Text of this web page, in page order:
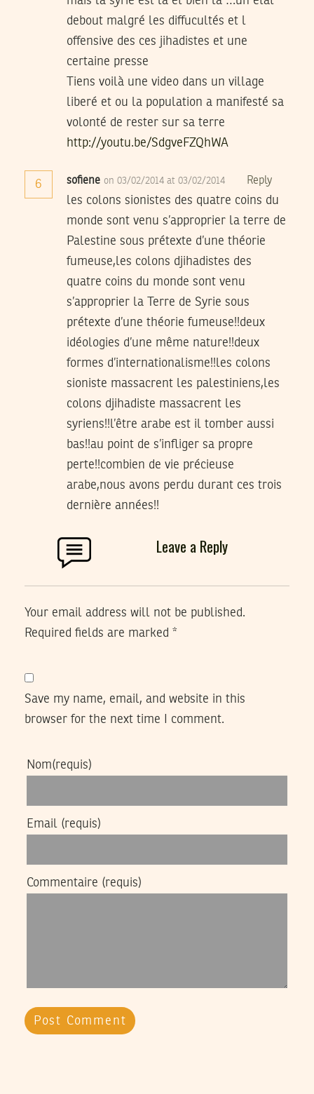
debout malgré les diffucultés et l
offensive des ces jihadistes et une
certaine presse
Tiens voilà une video dans un village
liberé et ou la population a manifesté sa
volonté de rester sur sa terre
http://youtu.be/SdgveFZQhWA
6 sofiene on 03/02/2014 at 03/02/2014 Reply
les colons sionistes des quatre coins du
monde sont venu s’approprier la terre de
Palestine sous prétexte d’une théorie
fumeuse,les colons djihadistes des
quatre coins du monde sont venu
s’approprier la Terre de Syrie sous
prétexte d’une théorie fumeuse!!deux
idéologies d’une même nature!!deux
formes d’internationalisme!!les colons
sioniste massacrent les palestiniens,les
colons djihadiste massacrent les
syriens!!l’être arabe est il tomber aussi
bas!!au point de s’infliger sa propre
perte!!combien de vie précieuse
arabe,nous avons perdu durant ces trois
dernière années!!
Leave a Reply
Your email address will not be published.
Required fields are marked *
Save my name, email, and website in this
browser for the next time I comment.
Nom(requis)
Email (requis)
Commentaire (requis)